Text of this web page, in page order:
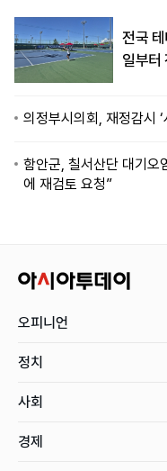
전국
일부터
의정부시의회, 재정감시 ‘
함안군, 칠서산단 대기오
에 재검토 요청”
오피니언
정치
사회
경제